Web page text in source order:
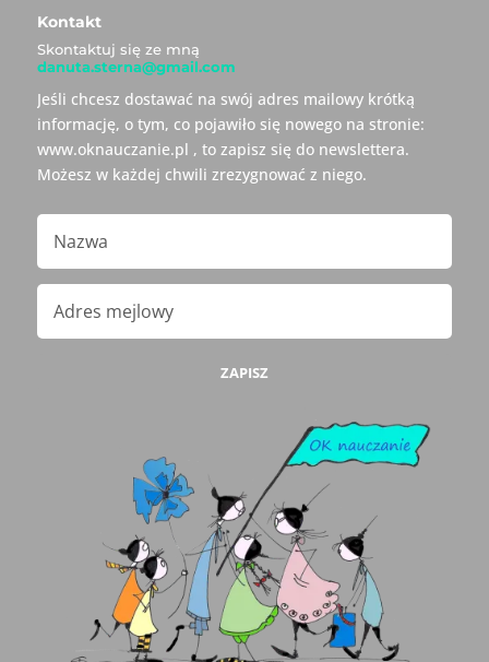
Kontakt
Skontaktuj się ze mną
danuta.sterna@gmail.com
Jeśli chcesz dostawać na swój adres mailowy krótką
informację, o tym, co pojawiło się nowego na stronie:
www.oknauczanie.pl , to zapisz się do newslettera.
Możesz w każdej chwili zrezygnować z niego.
ZAPISZ